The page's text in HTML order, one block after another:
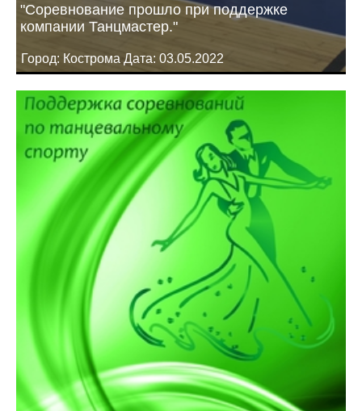
"Соревнование прошло при поддержке
компании Танцмастер."
Город: Кострома Дата: 03.05.2022